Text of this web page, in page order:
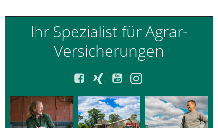
Ihr Spezialist für Agrar-
Versicherungen